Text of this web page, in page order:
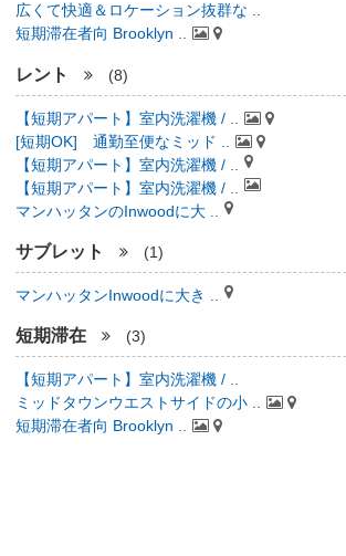
広くて快適＆ロケーション抜群な ..
短期滞在者向 Brooklyn ..
レント (8)
【短期アパート】室内洗濯機 / ..
[短期OK] 通勤至便なミッド ..
【短期アパート】室内洗濯機 / ..
【短期アパート】室内洗濯機 / ..
マンハッタンのInwoodに大 ..
サブレット (1)
マンハッタンInwoodに大き ..
短期滞在 (3)
【短期アパート】室内洗濯機 / ..
ミッドタウンウエストサイドの小 ..
短期滞在者向 Brooklyn ..